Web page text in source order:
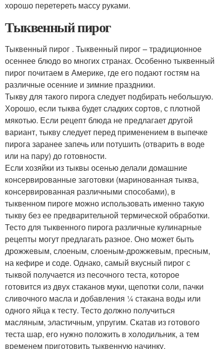
хорошо перетереть массу руками.
Тыквенный пирог
Тыквенный пирог . Тыквенный пирог – традиционное
осеннее блюдо во многих странах. Особенно тыквенный
пирог почитаем в Америке, где его подают гостям на
различные осенние и зимние праздники.
Тыкву для такого пирога следует подбирать небольшую.
Хорошо, если тыква будет сладких сортов, с плотной
мякотью. Если рецепт блюда не предлагает другой
вариант, тыкву следует перед применением в выпечке
пирога заранее запечь или потушить (отварить в воде
или на пару) до готовности.
Если хозяйки из тыквы осенью делали домашние
консервированные заготовки (маринованная тыква,
консервированная различными способами), в
тыквенном пироге можно использовать именно такую
тыкву без ее предварительной термической обработки.
Тесто для тыквенного пирога различные кулинарные
рецепты могут предлагать разное. Оно может быть
дрожжевым, слоеным, слоеным-дрожжевым, пресным,
на кефире и соде. Однако, самый вкусный пирог с
тыквой получается из песочного теста, которое
готовится из двух стаканов муки, щепотки соли, пачки
сливочного масла и добавления ¼ стакана воды или
одного яйца к тесту. Тесто должно получиться
масляным, эластичным, упругим. Скатав из готового
теста шар, его нужно положить в холодильник, а тем
временем приготовить тыквенную начинку.